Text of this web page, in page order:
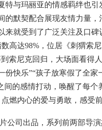
特与玛丽亚的情感羁绊也
默契配合展现友情力量，
来就受到了广泛关注及口
高达98%，位居《刺猬索
索尼克回归，大场面看得
份快乐”“孩子放寒假了全
间的感情打动，唤醒了每
燃内心的爱与勇敢，感受
司出品，系列前两部导演